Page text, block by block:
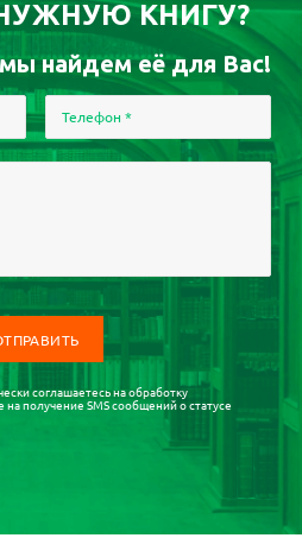
КНИГУ?
найдем её для Вас!
Телефон *
соглашаетесь наобработку
на получение SMS сообщений о статусе